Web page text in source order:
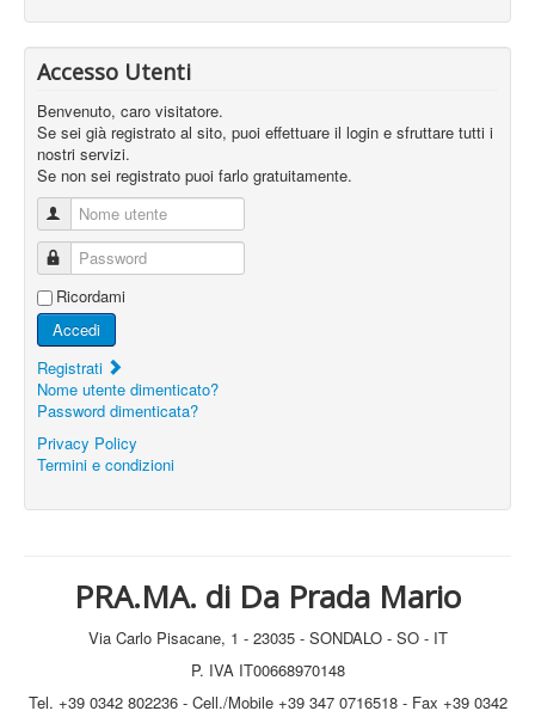
Accesso Utenti
Benvenuto, caro visitatore.
Se sei già registrato al sito, puoi effettuare il login e sfruttare tutti i
nostri servizi.
Se non sei registrato puoi farlo gratuitamente.
Nome utente
Password
Ricordami
Accedi
Registrati
Nome utente dimenticato?
Password dimenticata?
Privacy Policy
Termini e condizioni
PRA.MA. di Da Prada Mario
Via Carlo Pisacane, 1 - 23035 - SONDALO - SO - IT
P. IVA IT00668970148
Tel. +39 0342 802236 - Cell./Mobile +39 347 0716518 - Fax +39 0342